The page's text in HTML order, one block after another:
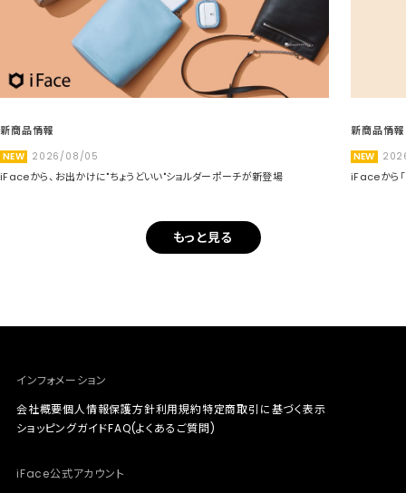
新商品情報
NEW 2026/08/05
iFaceから、お出かけに"ちょうどいい"ショルダーポーチが新登場
新商品情報
NEW
iFaceから
もっと見る
インフォメーション
会社概要個人情報保護方針利用規約特定商取引に基づく表示
ショッピングガイドFAQ(よくあるご質問)
iFace公式アカウント